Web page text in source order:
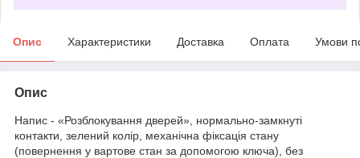
Опис Характеристики Доставка Оплата Умови
Опис
Напис - «Розблокування дверей», нормально-замкнуті
контакти, зелений колір, механічна фіксація стану
(повернення у вартове стан за допомогою ключа), без